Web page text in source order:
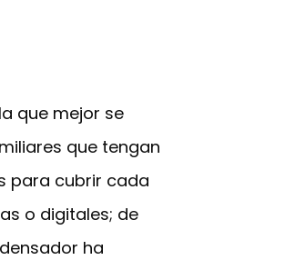
que mejor se
que tengan
para cubrir cada
o digitales; de
ha